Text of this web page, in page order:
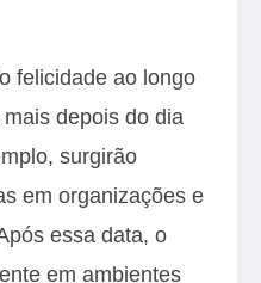
felicidade ao longo
depois do dia
surgirão
em organizações e
essa data, o
em ambientes